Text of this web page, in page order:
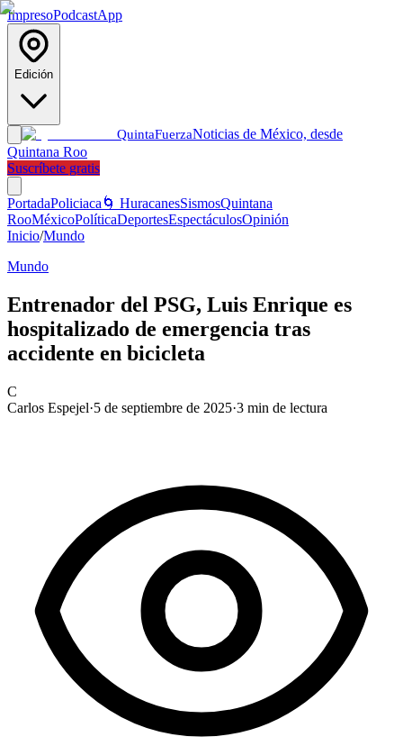
ImpresoPodcastApp
Edición
QuintaFuerzaNoticias de México, desde
Quintana Roo
Suscríbete gratis
PortadaPoliciaca 🌀 HuracanesSismosQuintana
RooMéxicoPolíticaDeportesEspectáculosOpinión
Inicio/Mundo
Mundo
Entrenador del PSG, Luis Enrique es
hospitalizado de emergencia tras
accidente en bicicleta
C
Carlos Espejel·5 de septiembre de 2025·3 min de lectura